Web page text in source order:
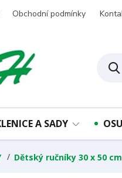
Obchodní podmínky
A SADY
Dětský ručníky 30 x 50 cm